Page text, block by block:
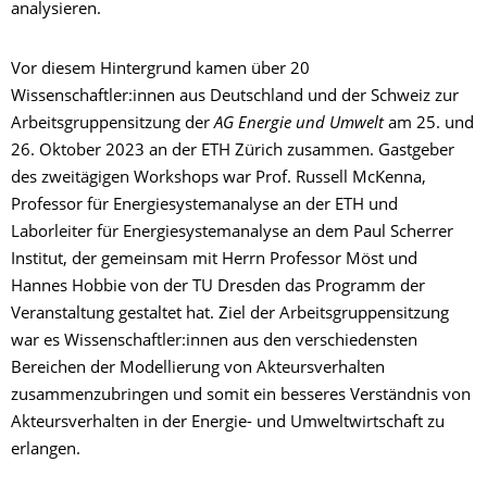
analysieren.
Vor diesem Hintergrund kamen über 20
Wissenschaftler:innen aus Deutschland und der Schweiz zur
Arbeitsgruppensitzung derAG Energie und Umwelt am 25. und
26. Oktober 2023 an der ETH Zürich zusammen. Gastgeber
des zweitägigen Workshops war Prof. Russell McKenna,
Professor für Energiesystemanalyse an der ETH und
Laborleiter für Energiesystemanalyse an dem Paul Scherrer
Institut, der gemeinsam mit Herrn Professor Möst und
Hannes Hobbie von der TU Dresden das Programm der
Veranstaltung gestaltet hat. Ziel der Arbeitsgruppensitzung
war es Wissenschaftler:innen aus den verschiedensten
Bereichen der Modellierung von Akteursverhalten
zusammenzubringen und somit ein besseres Verständnis von
Akteursverhalten in der Energie- und Umweltwirtschaft zu
erlangen.